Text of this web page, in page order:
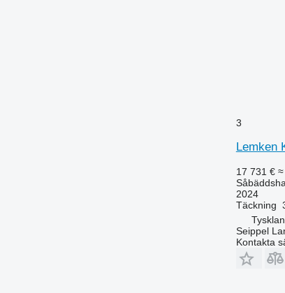
3
Lemken
17 731 €
2024
Täckning
Seippel
Kontakta